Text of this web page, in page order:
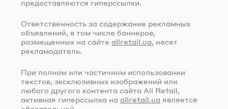
предоставляются гиперссылки.
Ответственность за содержание рекламных
объявлений, в том числе баннеров,
размещенных на сайте allretail.ua, несет
рекламодатель.
При полном или частичном использовании
текстов, эксклюзивных изображений или
любого другого контента сайта All Retail,
активная гиперссылка на allretail.ua является